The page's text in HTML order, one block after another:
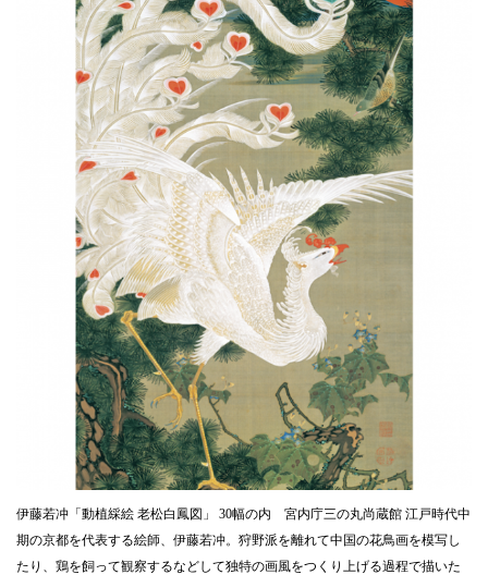
伊藤若冲「動植綵絵 老松白鳳図」 30幅の内 宮内庁三の丸尚蔵館 江戸時代中
期の京都を代表する絵師、伊藤若冲。狩野派を離れて中国の花鳥画を模写し
たり、鶏を飼って観察するなどして独特の画風をつくり上げる過程で描いた